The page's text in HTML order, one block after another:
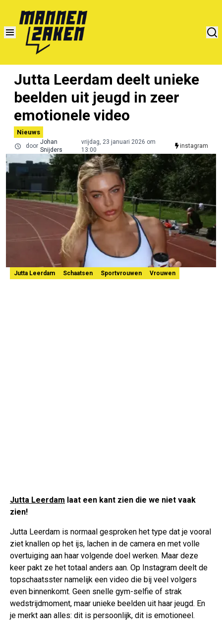
Jutta Leerdam deelt unieke
beelden uit jeugd in zeer
emotionele video
Nieuws
door
Johan
Snijders
vrijdag, 23 januari 2026 om
13:00
instagram
Jutta Leerdam Schaatsen Sportvrouwen Vrouwen
Jutta Leerdam laat een kant zien die we niet vaak
zien!
Jutta Leerdam is normaal gesproken het type dat je vooral
ziet knallen op het ijs, lachen in de camera en met volle
overtuiging aan haar volgende doel werken. Maar deze
keer pakt ze het totaal anders aan. Op Instagram deelt de
topschaatsster namelijk een video die bij veel volgers
even binnenkomt. Geen snelle gym-selfie of strak
wedstrijdmoment, maar unieke beelden uit haar jeugd. En
je merkt aan alles: dit is persoonlijk, dit is emotioneel.